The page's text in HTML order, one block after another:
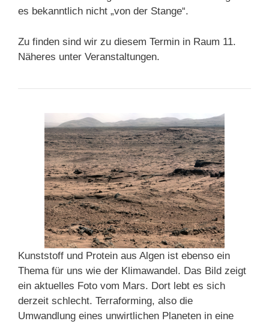
es bekanntlich nicht „von der Stange“.
Zu finden sind wir zu diesem Termin in Raum 11.
Näheres unter Veranstaltungen.
Kunststoff und Protein aus Algen ist ebenso ein
Thema für uns wie der Klimawandel. Das Bild zeigt
ein aktuelles Foto vom Mars. Dort lebt es sich
derzeit schlecht. Terraforming, also die
Umwandlung eines unwirtlichen Planeten in eine